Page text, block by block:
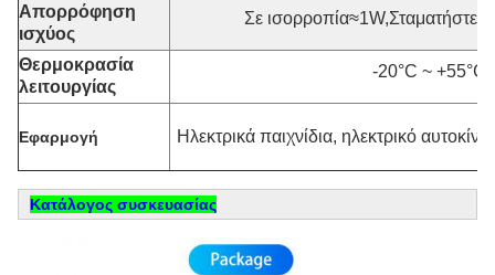
Απορρόφηση
ισχύος
Σε ισορροπία≈1W,Σταματήστε
Θερμοκρασία
λειτουργίας
-20°C ~ +55°C
Εφαρμογή Ηλεκτρικά παιχνίδια, ηλεκτρικό
Κατάλογος συσκευασίας